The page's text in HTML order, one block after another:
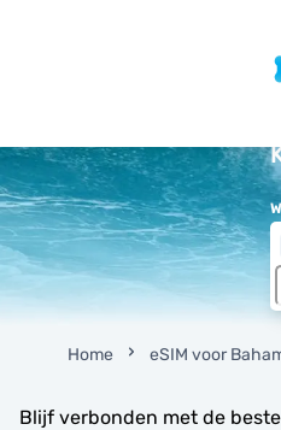
Home eSIM voor
Blijf verbonden met de